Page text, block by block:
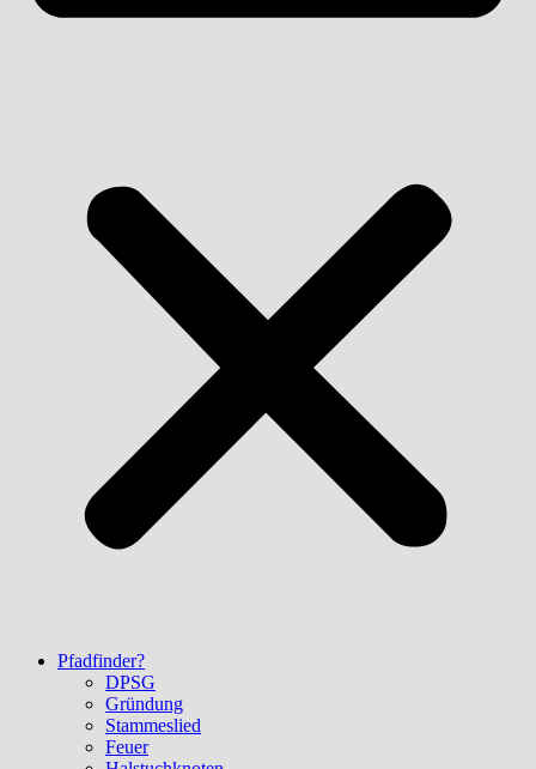
Pfadfinder?
DPSG
Gründung
Stammeslied
Feuer